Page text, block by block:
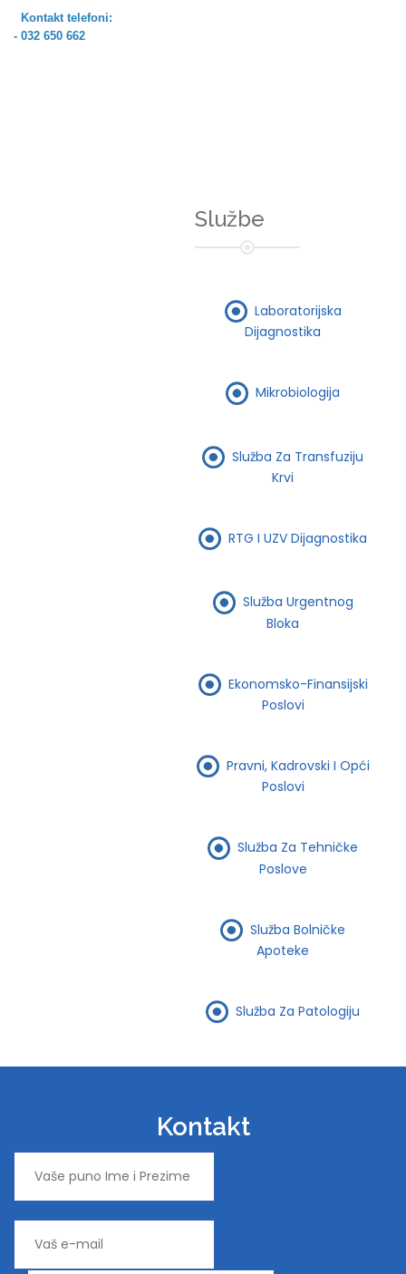
Kontakt telefoni:
- 032 650 662
Službe
Laboratorijska
Dijagnostika
Mikrobiologija
Služba Za Transfuziju
Krvi
RTG I UZV Dijagnostika
Služba Urgentnog
Bloka
Ekonomsko-Finansijski
Poslovi
Pravni, Kadrovski I Opći
Poslovi
Služba Za Tehničke
Poslove
Služba Bolničke
Apoteke
Služba Za Patologiju
Kontakt